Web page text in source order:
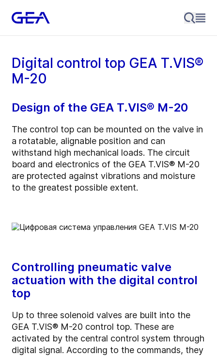
Digital control top GEA T.VIS®
M-20
Design of the GEA T.VIS® M-20
The control top can be mounted on the valve in
a rotatable, alignable position and can
withstand high mechanical loads. The circuit
board and electronics of the GEA T.VIS® M-20
are protected against vibrations and moisture
to the greatest possible extent.
Controlling pneumatic valve
actuation with the digital control
top
Up to three solenoid valves are built into the
GEA T.VIS® M-20 control top. These are
activated by the central control system through
digital signal. According to the commands, they